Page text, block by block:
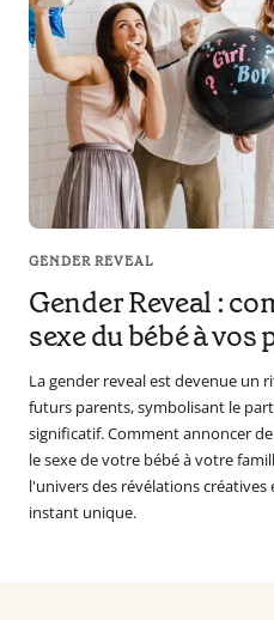
avez
besoin
en
tant
que
parents
pour
votre
la
grossesse
maman
au
bain
avec
GENDER REVEAL
Gender Reveal :
sexe du bébé à vos
La gender reveal est devenue un
futurs parents, symbolisant le
significatif. Comment annoncer
le sexe de votre bébé à votre
l'univers des révélations
instant unique.